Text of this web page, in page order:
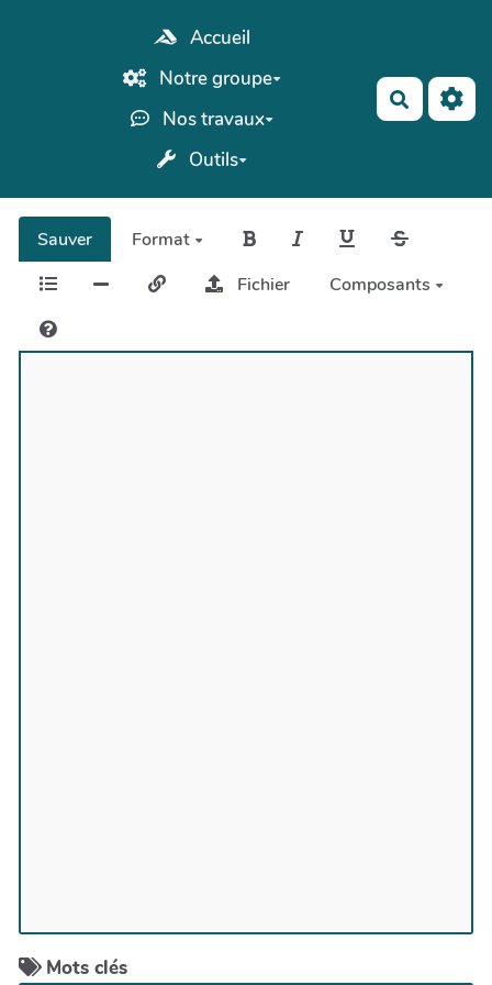
Aller au contenu principal
Accueil
Notre groupe
Nos travaux
Outils
Sauver
Format
Fichier
Composants
Mots clés